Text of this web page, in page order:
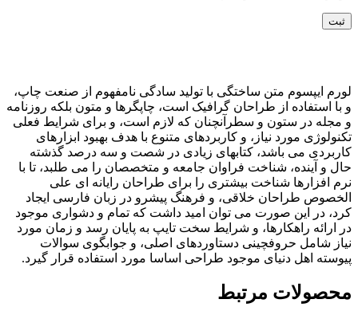
لورم ایپسوم متن ساختگی با تولید سادگی نامفهوم از صنعت چاپ،
و با استفاده از طراحان گرافیک است، چاپگرها و متون بلکه روزنامه
و مجله در ستون و سطرآنچنان که لازم است، و برای شرایط فعلی
تکنولوژی مورد نیاز، و کاربردهای متنوع با هدف بهبود ابزارهای
کاربردی می باشد، کتابهای زیادی در شصت و سه درصد گذشته
حال و آینده، شناخت فراوان جامعه و متخصصان را می طلبد، تا با
نرم افزارها شناخت بیشتری را برای طراحان رایانه ای علی
الخصوص طراحان خلاقی، و فرهنگ پیشرو در زبان فارسی ایجاد
کرد، در این صورت می توان امید داشت که تمام و دشواری موجود
در ارائه راهکارها، و شرایط سخت تایپ به پایان رسد و زمان مورد
نیاز شامل حروفچینی دستاوردهای اصلی، و جوابگوی سوالات
پیوسته اهل دنیای موجود طراحی اساسا مورد استفاده قرار گیرد.
محصولات مرتبط